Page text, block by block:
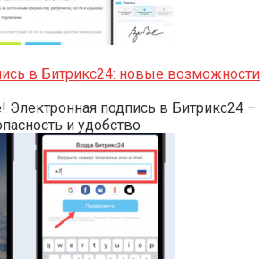
в Битрикс24: новые возможности
Электронная подпись в Битрикс24 –
и удобство